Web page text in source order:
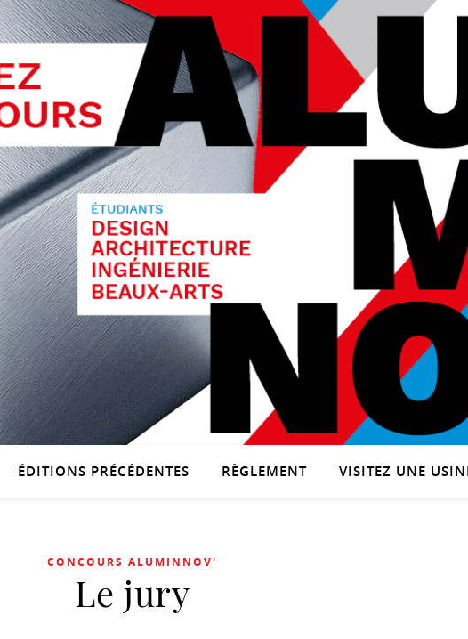
ÉDITIONS PRÉCÉDENTES RÈGLEMENT VISITEZ UNE
CONCOURS ALUMINNOV'
Le jury